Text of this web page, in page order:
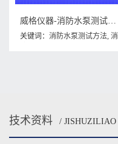
威格仪器-消防水泵测试方法及流程
关键词： 消防水泵测试方法, 消
技术资料 / JISHUZILIAO